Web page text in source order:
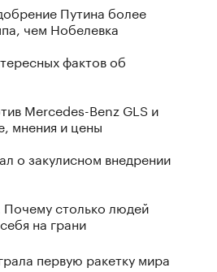
Путина более
чем Нобелевка
фактов об
Mercedes-Benz GLS и
мнения и цены
о закулисном внедрении
Почему столько людей
на грани
первую ракетку мира